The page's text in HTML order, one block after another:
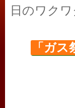
日のワク
「ガ